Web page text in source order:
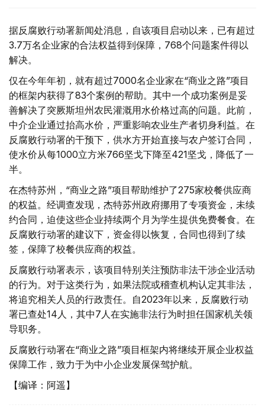
据反腐败行动署新闻处消息，自该项目启动以来，已有超过
3.7万名企业家的合法权益得到保障，768个问题案件得以
解决。
仅在今年年初，就有超过7000名企业家在“商业之路”项目
的框架内获得了83个案例的帮助。其中一个成功案例是妥
善解决了突厥斯坦州农民灌溉用水价格过高的问题。此前，
中介企业通过抬高水价，严重影响农业生产者切身利益。在
反腐败行动署的干预下，供水方开始直接与农户签订合同，
使水价从每1000立方米766坚戈下降至421坚戈，降低了一
半。
在杰特苏州，“商业之路”项目帮助维护了275家校餐供应商
的权益。经调查发现，杰特苏州政府挪用了专项资金，未续
约合同，迫使这些企业持续两个月为学生提供免费餐食。在
反腐败行动署的建议下，资金得以恢复，合同也得到了续
签，保障了校餐供应商的权益。
反腐败行动署表示，该项目特别关注预防非法干涉企业活动
的行为。对于这类行为，如果法院或稽查机构认定其非法，
将追究相关人员的行政责任。自2023年以来，反腐败行动
署已查处14人，其中7人在实施非法行为时担任国家机关领
导职务。
反腐败行动署在“商业之路”项目框架内将继续开展企业权益
保障工作，致力于为中小企业发展保驾护航。
【编译：阿遥】